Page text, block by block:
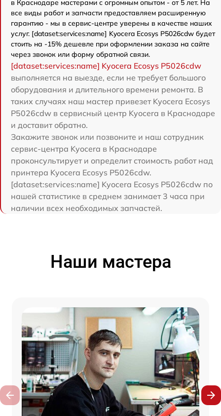
в Краснодаре мастерами с огромным опытом - от 5 лет. На
все виды работ и запчасти предоставляем расширенную
гарантию - мы в сервис-центре уверены в качестве наших
услуг. [dataset:services:name] Kyocera Ecosys P5026cdw будет
стоить на -15% дешевле при оформлении заказа на сайте
через звонок или форму обратной связи.
[dataset:services:name] Kyocera Ecosys P5026cdw
выполняется на выезде, если не требует большого
оборудования и длительного времени ремонта. В
таких случаях наш мастер привезет Kyocera Ecosys
P5026cdw в сервисный центр Kyocera в Краснодаре
и доставит обратно.
Закажите звонок или позвоните и наш сотрудник
сервис-центра Kyocera в Краснодаре
проконсультирует и определит стоимость работ над
принтера Kyocera Ecosys P5026cdw.
[dataset:services:name] Kyocera Ecosys P5026cdw по
нашей статистике в среднем занимает 3 часа при
наличии всех необходимых запчастей.
Наши мастера